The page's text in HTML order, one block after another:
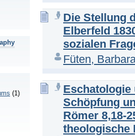
(1)
Die Stellung
Elberfeld
sozialen
Füten,
Eschatologie
Schöpfung
Römer 8,18-
theologische